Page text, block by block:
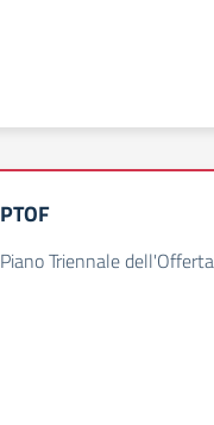
PTOF
Piano Triennale